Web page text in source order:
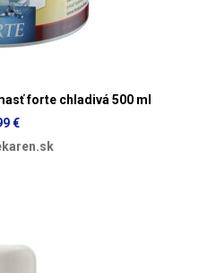
forte chladivá 500 ml
€